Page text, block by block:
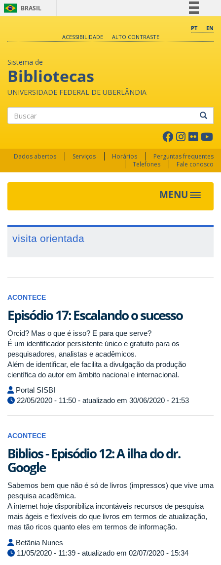
BRASIL
Comunica BR
PT
EN
ACESSIBILIDADE
ALTO CONTRASTE
Sistema de
Bibliotecas
UNIVERSIDADE FEDERAL DE UBERLÂNDIA
Dados abertos Serviços Horários
Perguntas frequentes
Telefones
Fale conosco
MENU Toggle
visita orientada
ACONTECE
Episódio 17: Escalando o sucesso
Orcid? Mas o que é isso? E para que serve?
É um identificador persistente único e gratuito para os
pesquisadores, analistas e acadêmicos.
Além de identificar, ele facilita a divulgação da produção
científica do autor em âmbito nacional e internacional.
Portal SISBI
22/05/2020 - 11:50 - atualizado em 30/06/2020 - 21:53
ACONTECE
Biblios - Episódio 12: A ilha do dr.
Google
Sabemos bem que não é só de livros (impressos) que vive uma
pesquisa acadêmica.
A internet hoje disponibiliza incontáveis recursos de pesquisa
mais ágeis e flexíveis do que livros em termos de atualização,
mas tão ricos quanto eles em termos de informação.
Betânia Nunes
11/05/2020 - 11:39 - atualizado em 02/07/2020 - 15:34